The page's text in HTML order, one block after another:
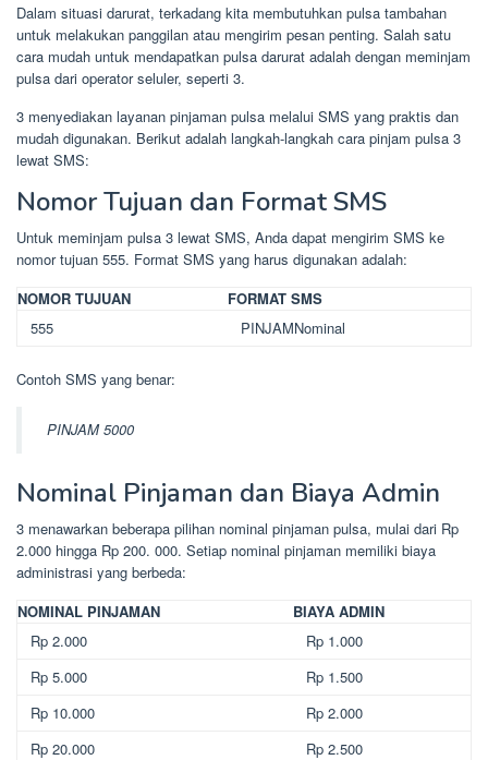
Dalam situasi darurat, terkadang kita membutuhkan pulsa tambahan
untuk melakukan panggilan atau mengirim pesan penting. Salah satu
cara mudah untuk mendapatkan pulsa darurat adalah dengan meminjam
pulsa dari operator seluler, seperti 3.
3 menyediakan layanan pinjaman pulsa melalui SMS yang praktis dan
mudah digunakan. Berikut adalah langkah-langkah cara pinjam pulsa 3
lewat SMS:
Nomor Tujuan dan Format SMS
Untuk meminjam pulsa 3 lewat SMS, Anda dapat mengirim SMS ke
nomor tujuan 555. Format SMS yang harus digunakan adalah:
NOMOR TUJUAN
FORMAT SMS
555
PINJAMNominal
Contoh SMS yang benar:
PINJAM 5000
Nominal Pinjaman dan Biaya Admin
3 menawarkan beberapa pilihan nominal pinjaman pulsa, mulai dari Rp
2.000 hingga Rp 200. 000. Setiap nominal pinjaman memiliki biaya
administrasi yang berbeda:
NOMINAL PINJAMAN
BIAYA ADMIN
Rp 2.000
Rp 1.000
Rp 5.000
Rp 1.500
Rp 10.000
Rp 2.000
Rp 20.000
Rp 2.500